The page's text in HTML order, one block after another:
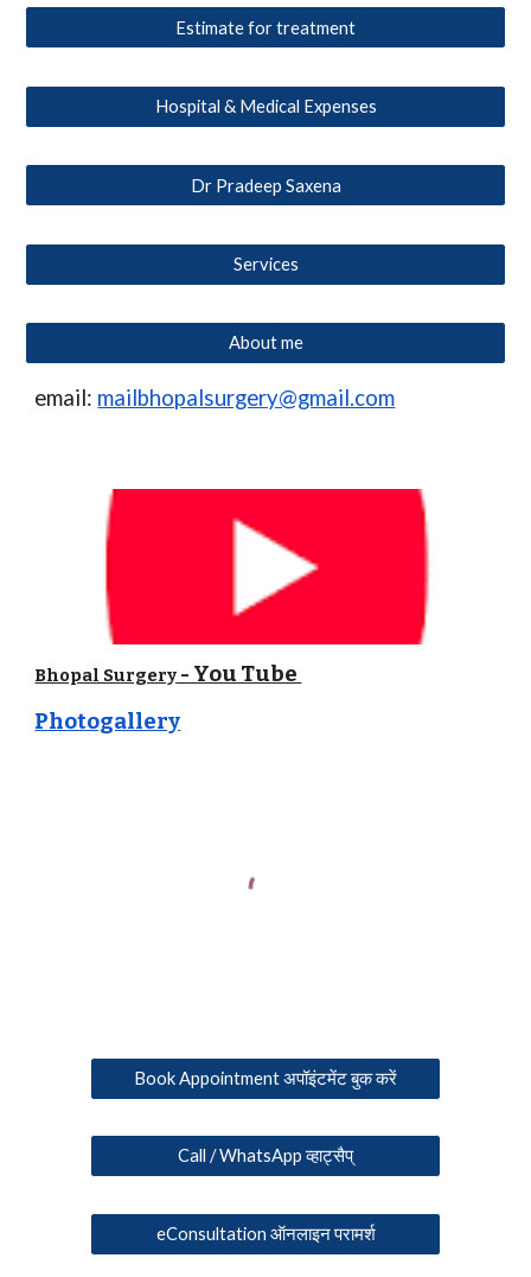
Estimate for treatment
Hospital & Medical Expenses
Dr Pradeep Saxena
Services
About me
email: mailbhopalsurgery@gmail.com
Bhopal Surgery - You Tube
Photogallery
Book Appointment अपॉइंटमेंट बुक करें
Call / WhatsApp व्हाट्सैप्
eConsultation ऑनलाइन परामर्श